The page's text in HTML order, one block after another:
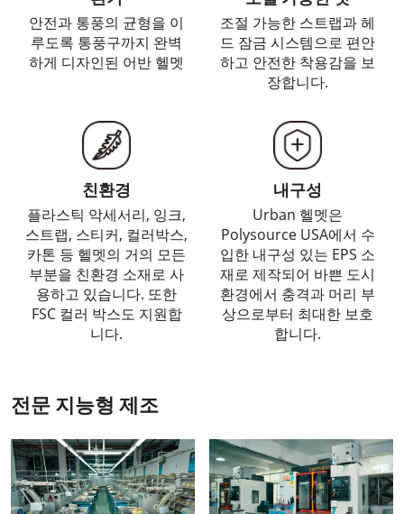
안전과 통풍의 균형을 이
루도록 통풍구까지 완벽
하게 디자인된 어반 헬멧
조절 가능한 스트랩과 헤
드 잠금 시스템으로 편안
하고 안전한 착용감을 보
장합니다.
친환경
플라스틱 악세서리, 잉크,
스트랩, 스티커, 컬러박스,
카톤 등 헬멧의 거의 모든
부분을 친환경 소재로 사
용하고 있습니다. 또한
FSC 컬러 박스도 지원합
니다.
내구성
Urban 헬멧은
Polysource USA에서 수
입한 내구성 있는 EPS 소
재로 제작되어 바쁜 도시
환경에서 충격과 머리 부
상으로부터 최대한 보호
합니다.
전문 지능형 제조